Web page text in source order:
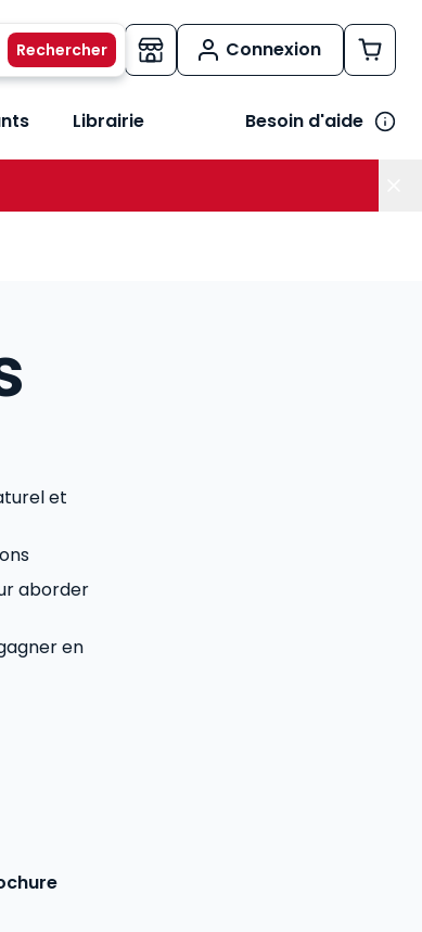
Connexion
menu Vos besoins
Librairie Besoin d'aide
et
aborder
en